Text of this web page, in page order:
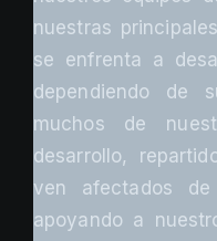
nuestras
se enfrenta a
dependiendo de
muchos de
desarrollo,
ven afectados de
apoyando a